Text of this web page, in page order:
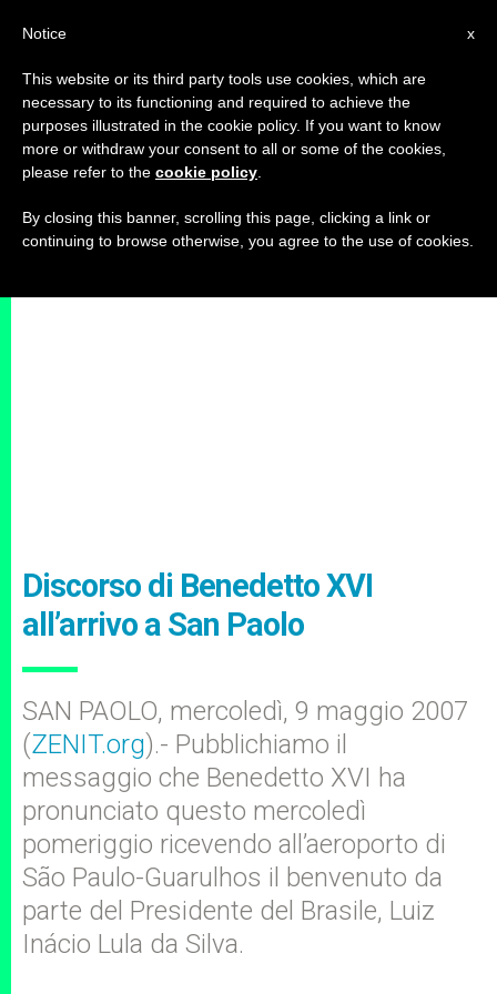
Discorso di Benedetto XVI
all’arrivo a San Paolo
SAN PAOLO, mercoledì, 9 maggio 2007
(ZENIT.org).- Pubblichiamo il
messaggio che Benedetto XVI ha
pronunciato questo mercoledì
pomeriggio ricevendo all’aeroporto di
São Paulo-Guarulhos il benvenuto da
parte del Presidente del Brasile, Luiz
Inácio Lula da Silva.
x
Notice
This website or its third party tools use cookies, which are
necessary to its functioning and required to achieve the
purposes illustrated in the cookie policy. If you want to know
more or withdraw your consent to all or some of the cookies,
please refer to the cookie policy
By closing this banner, scrolling this page, clicking a link or
continuing to browse otherwise, you agree to the use of cookies.